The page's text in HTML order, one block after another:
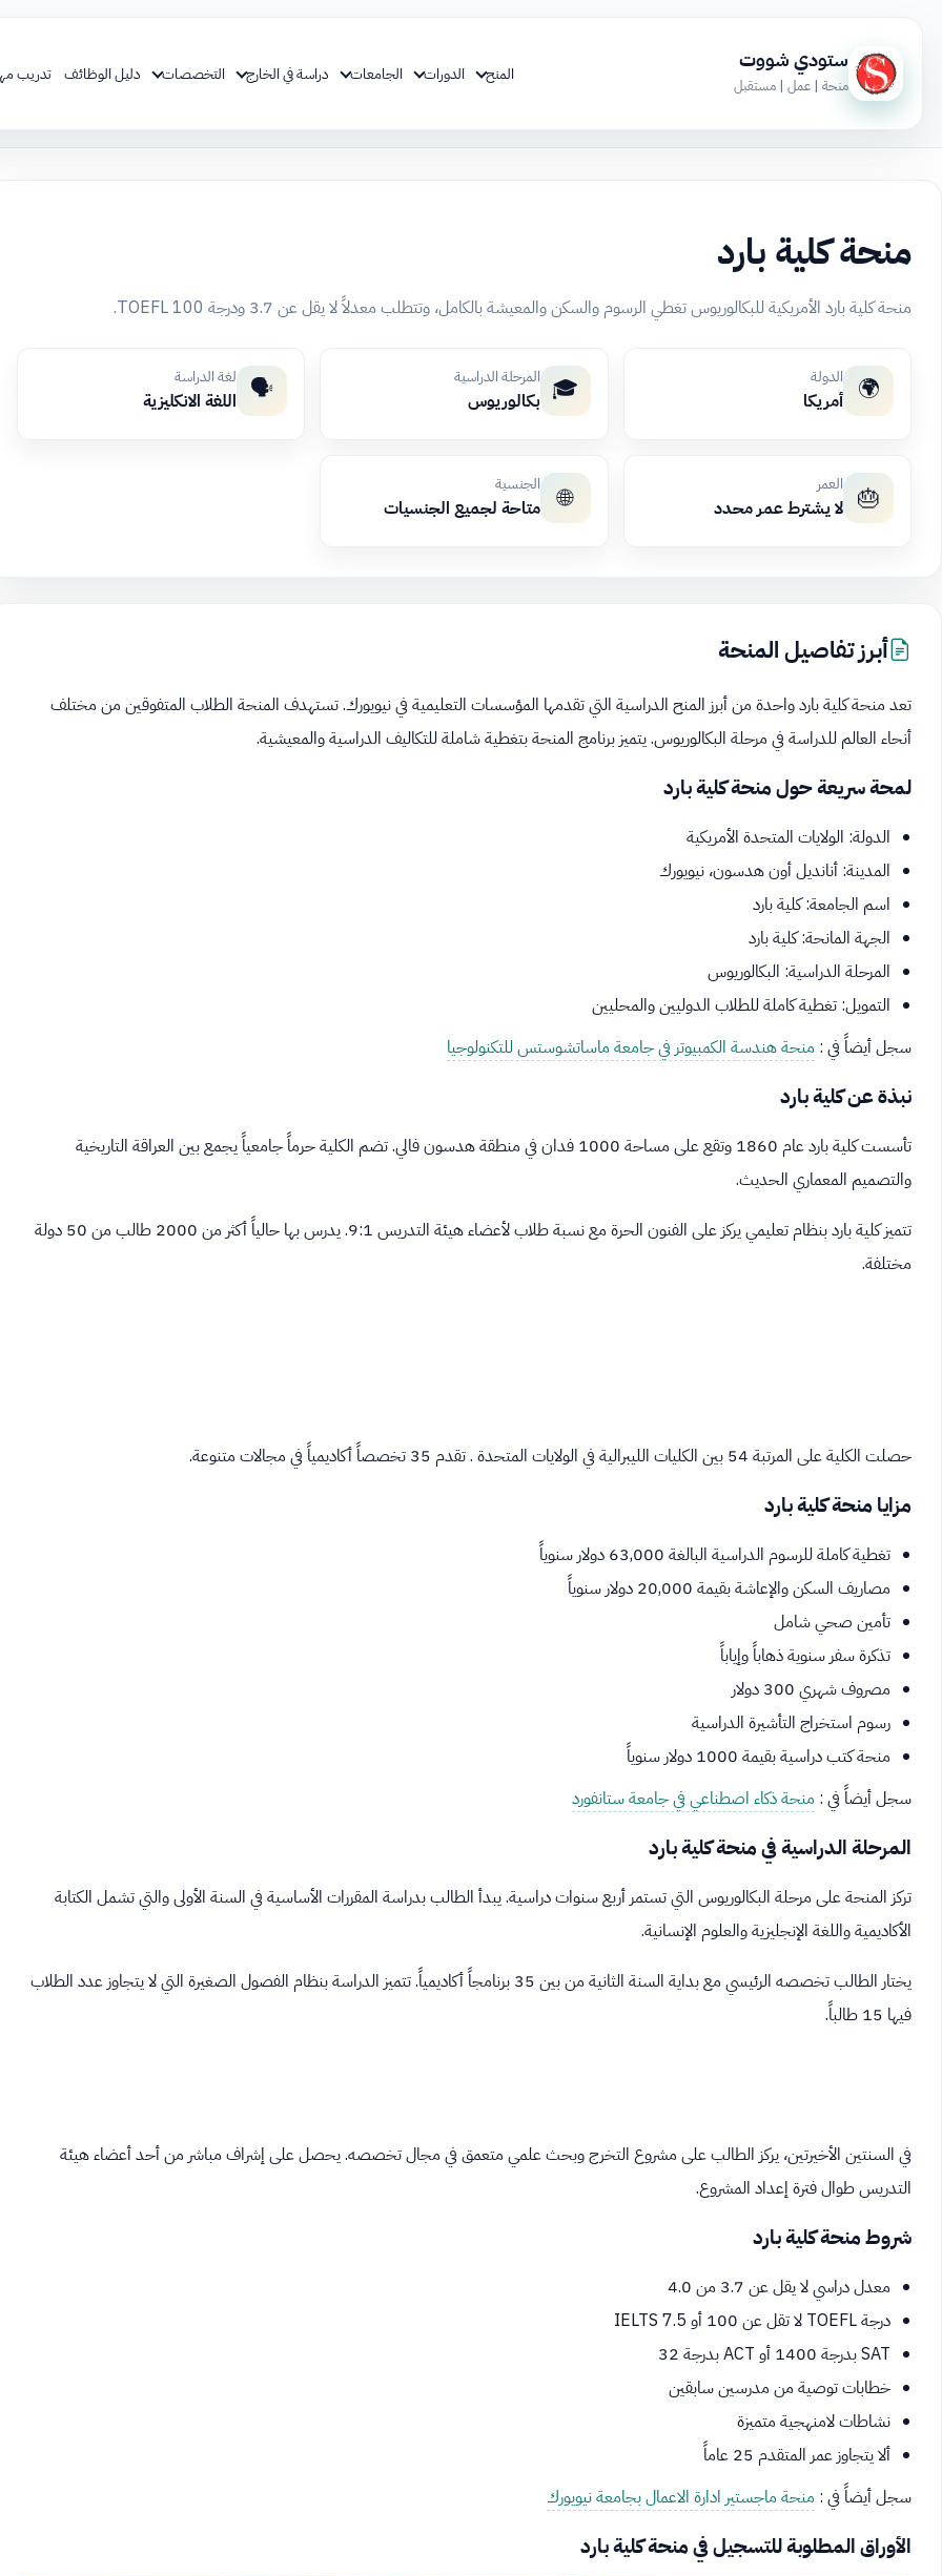
ستودي شووت
منحة | عمل | مستقبل
المنح الدورات الجامعات دراسة في الخارج التخصصات دليل الوظائف تدريب
منحة كلية بارد
منحة كلية بارد الأمريكية للبكالوريوس تغطي الرسوم والسكن والمعيشة بالكامل، وتتطلب معدلاً لا يقل عن 3.7 ودرجة TOEFL 100.
🌍 الدولة
أمريكا 🎓 المرحلة الدراسية
بكالوريوس 🗣️ لغة الدراسة
اللغة الانكليزية
🎂 العمر
لا يشترط عمر محدد 🌐 الجنسية
متاحة لجميع الجنسيات
أبرز تفاصيل المنحة
تعد منحة كلية بارد واحدة من أبرز المنح الدراسية التي تقدمها المؤسسات التعليمية في نيويورك. تستهدف المنحة الطلاب المتفوقين من مختلف
أنحاء العالم للدراسة في مرحلة البكالوريوس. يتميز برنامج المنحة بتغطية شاملة للتكاليف الدراسية والمعيشية.
لمحة سريعة حول منحة كلية بارد
الدولة: الولايات المتحدة الأمريكية
المدينة: أنانديل أون هدسون، نيويورك
اسم الجامعة: كلية بارد
الجهة المانحة: كلية بارد
المرحلة الدراسية: البكالوريوس
التمويل: تغطية كاملة للطلاب الدوليين والمحليين
سجل أيضاً في : منحة هندسة الكمبيوتر في جامعة ماساتشوستس للتكنولوجيا
نبذة عن كلية بارد
تأسست كلية بارد عام 1860 وتقع على مساحة 1000 فدان في منطقة هدسون فالي. تضم الكلية حرماً جامعياً يجمع بين العراقة التاريخية
والتصميم المعماري الحديث.
تتميز كلية بارد بنظام تعليمي يركز على الفنون الحرة مع نسبة طلاب لأعضاء هيئة التدريس 9:1. يدرس بها حالياً أكثر من 2000 طالب من 50 دولة
مختلفة.
حصلت الكلية على المرتبة 54 بين الكليات الليبرالية في الولايات المتحدة . تقدم 35 تخصصاً أكاديمياً في مجالات متنوعة.
مزايا منحة كلية بارد
تغطية كاملة للرسوم الدراسية البالغة 63,000 دولار سنوياً
مصاريف السكن والإعاشة بقيمة 20,000 دولار سنوياً
تأمين صحي شامل
تذكرة سفر سنوية ذهاباً وإياباً
مصروف شهري 300 دولار
رسوم استخراج التأشيرة الدراسية
منحة كتب دراسية بقيمة 1000 دولار سنوياً
سجل أيضاً في : منحة ذكاء اصطناعي في جامعة ستانفورد
المرحلة الدراسية في منحة كلية بارد
تركز المنحة على مرحلة البكالوريوس التي تستمر أربع سنوات دراسية. يبدأ الطالب بدراسة المقررات الأساسية في السنة الأولى والتي تشمل الكتابة
الأكاديمية واللغة الإنجليزية والعلوم الإنسانية.
يختار الطالب تخصصه الرئيسي مع بداية السنة الثانية من بين 35 برنامجاً أكاديمياً. تتميز الدراسة بنظام الفصول الصغيرة التي لا يتجاوز عدد الطلاب
فيها 15 طالباً.
في السنتين الأخيرتين، يركز الطالب على مشروع التخرج وبحث علمي متعمق في مجال تخصصه. يحصل على إشراف مباشر من أحد أعضاء هيئة
التدريس طوال فترة إعداد المشروع.
شروط منحة كلية بارد
معدل دراسي لا يقل عن 3.7 من 4.0
درجة TOEFL لا تقل عن 100 أو IELTS 7.5
SAT بدرجة 1400 أو ACT بدرجة 32
خطابات توصية من مدرسين سابقين
نشاطات لامنهجية متميزة
ألا يتجاوز عمر المتقدم 25 عاماً
سجل أيضاً في : منحة ماجستير ادارة الاعمال بجامعة نيويورك
الأوراق المطلوبة للتسجيل في منحة كلية بارد